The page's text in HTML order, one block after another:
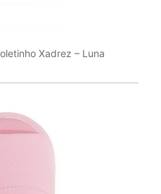
Xadrez – Luna